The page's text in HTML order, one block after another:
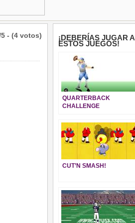
5 - (4 votos) ¡DEBERÍAS JUGAR A
ESTOS JUEGOS!
QUARTERBACK
CHALLENGE
CUT’N SMASH!